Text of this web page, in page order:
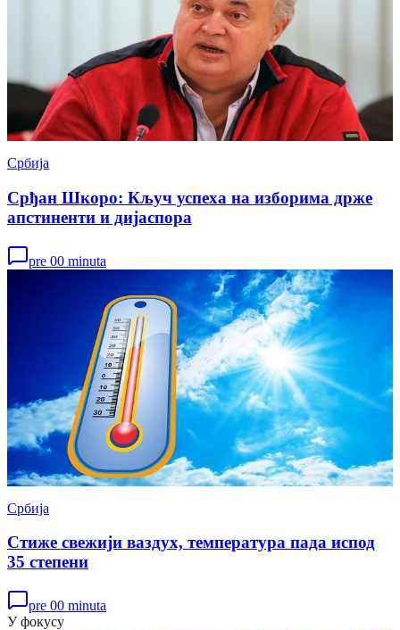
Србија
Срђан Шкоро: Кључ успеха на изборима држе
апстиненти и дијаспора
pre 00 minuta
Србија
Стиже свежији ваздух, температура пада испод
35 степени
pre 00 minuta
У фокусу